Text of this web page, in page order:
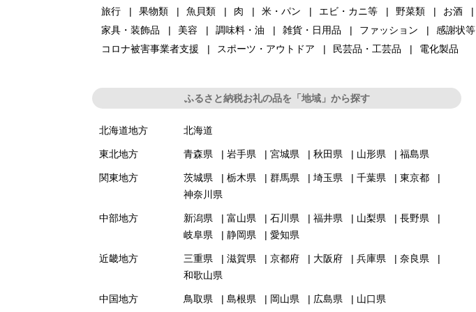
旅行 果物類 魚貝類 肉 米・パン エビ・カニ等 野菜類 お酒
家具・装飾品
美容 調味料・油 雑貨・日用品 ファッション 感謝状等
コロナ被害事業者支援
スポーツ・アウトドア 民芸品・工芸品 電化製品
ふるさと納税お礼の品を「地域」から探す
北海道地方 北海道
東北地方 青森県 岩手県 宮城県 秋田県 山形県 福島県
関東地方 茨城県 栃木県 群馬県 埼玉県 千葉県
東京都
神奈川県
中部地方 新潟県 富山県 石川県 福井県 山梨県
長野県
岐阜県
静岡県 愛知県
近畿地方 三重県 滋賀県 京都府 大阪府 兵庫県
奈良県
和歌山県
中国地方 鳥取県 島根県 岡山県 広島県 山口県